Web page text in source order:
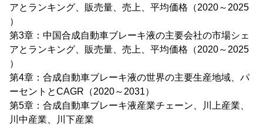
アとランキング、販売量、売上、平均価格（2020～2025
）
第3章：中国合成自動車ブレーキ液の主要会社の市場シェ
アとランキング、販売量、売上、平均価格（2020～2025
）
第4章：合成自動車ブレーキ液の世界の主要生産地域、パ
ーセントとCAGR（2020～2031）
第5章：合成自動車ブレーキ液産業チェーン、川上産業、
川中産業、川下産業